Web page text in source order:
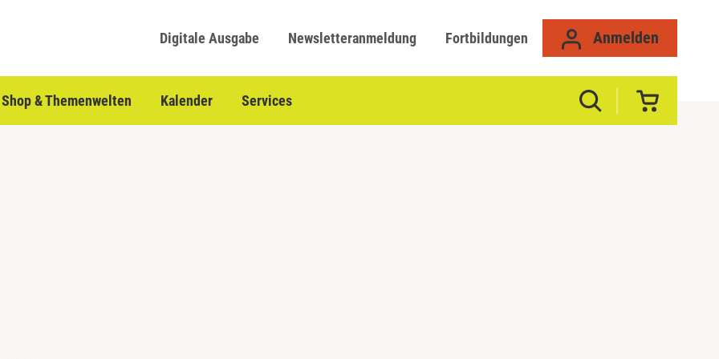
Digitale Ausgabe Newsletteranmeldung Fortbildungen Anmelden
Shop & Themenwelten Kalender Services